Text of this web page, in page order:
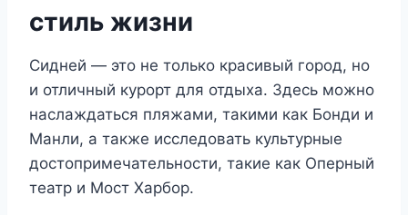
стиль жизни
Сидней — это не только красивый город, но
и отличный курорт для отдыха. Здесь можно
наслаждаться пляжами, такими как Бонди и
Манли, а также исследовать культурные
достопримечательности, такие как Оперный
театр и Мост Харбор.